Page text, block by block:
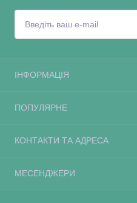
ІНФОРМАЦІЯ
ПОПУЛЯРНЕ
КОНТАКТИ ТА АДРЕСА
МЕСЕНДЖЕРИ